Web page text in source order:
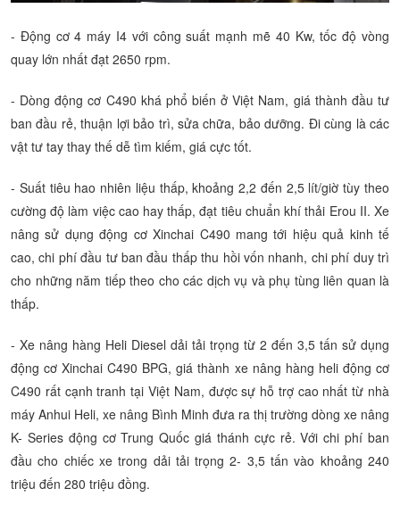
- Động cơ 4 máy I4 với công suất mạnh mẽ 40 Kw, tốc độ vòng
quay lớn nhất đạt 2650 rpm.
- Dòng động cơ C490 khá phổ biến ở Việt Nam, giá thành đầu tư
ban đầu rẻ, thuận lợi bảo trì, sửa chữa, bảo dưỡng. Đi cùng là các
vật tư tay thay thế dễ tìm kiếm, giá cực tốt.
- Suất tiêu hao nhiên liệu thấp, khoảng 2,2 đến 2,5 lít/giờ tùy theo
cường độ làm việc cao hay thấp, đạt tiêu chuẩn khí thải Erou II. Xe
nâng sử dụng động cơ Xinchai C490 mang tới hiệu quả kinh tế
cao, chi phí đầu tư ban đầu thấp thu hồi vốn nhanh, chi phí duy trì
cho những năm tiếp theo cho các dịch vụ và phụ tùng liên quan là
thấp.
- Xe nâng hàng Heli Diesel dải tải trọng từ 2 đến 3,5 tấn sử dụng
động cơ Xinchai C490 BPG, giá thành xe nâng hàng heli động cơ
C490 rất cạnh tranh tại Việt Nam, được sự hỗ trợ cao nhất từ nhà
máy Anhui Heli, xe nâng Bình Minh đưa ra thị trường dòng xe nâng
K- Series động cơ Trung Quốc giá thánh cực rẻ. Với chi phí ban
đầu cho chiếc xe trong dải tải trọng 2- 3,5 tấn vào khoảng 240
triệu đến 280 triệu đồng.